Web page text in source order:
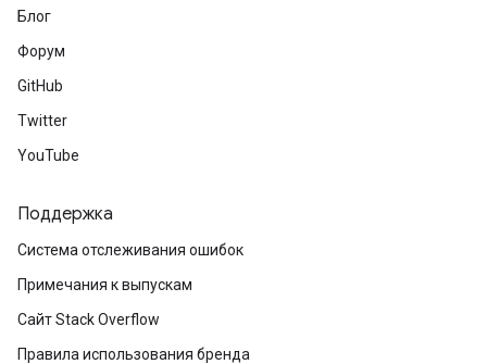
Блог
Форум
GitHub
Twitter
YouTube
Поддержка
Система отслеживания ошибок
Примечания к выпускам
Сайт Stack Overflow
Правила использования бренда